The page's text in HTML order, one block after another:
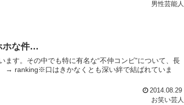
男性芸能人
ホな件…
す。その中でも特に有名な“不仲コンビ”について、長
→ ranking※口はきかなくとも深い絆で結ばれていま
2014.08.29
お笑い芸人